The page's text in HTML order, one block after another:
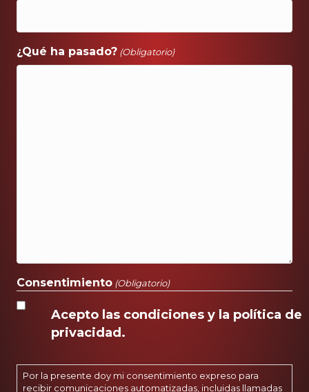
¿Qué ha pasado? (Obligatorio)
Consentimiento (Obligatorio)
Acepto las condiciones y la política de
privacidad.
Por la presente doy mi consentimiento expreso para
recibir comunicaciones automatizadas, incluidas llamadas